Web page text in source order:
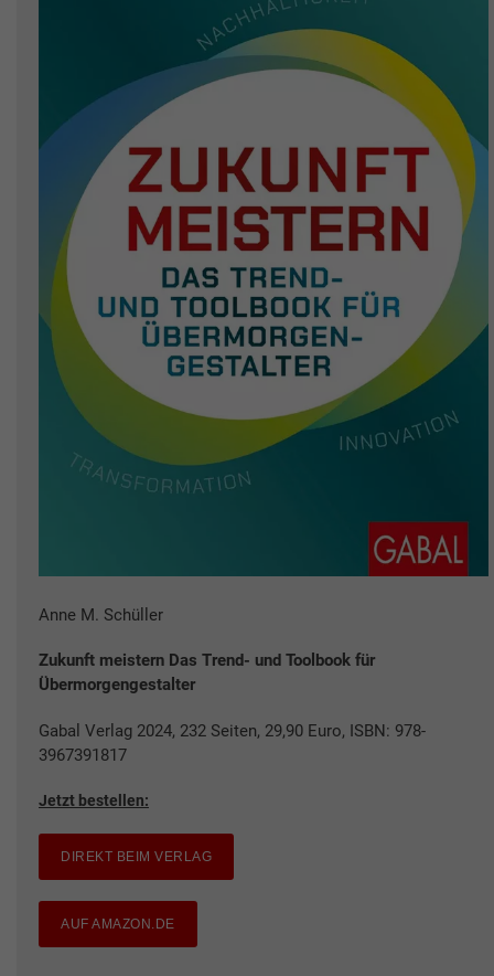
Anne M. Schüller
Zukunft meistern Das Trend- und Toolbook für
Übermorgengestalter
Gabal Verlag 2024, 232 Seiten, 29,90 Euro, ISBN: 978-
3967391817
Jetzt bestellen:
DIREKT BEIM VERLAG
AUF AMAZON.DE